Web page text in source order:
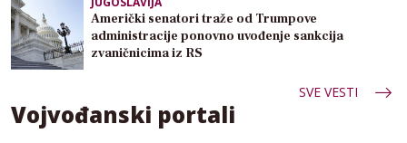
Američki senatori traže od Trumpove
administracije ponovno uvođenje sankcija
zvaničnicima iz RS
SVE VESTI
Vojvođanski portali